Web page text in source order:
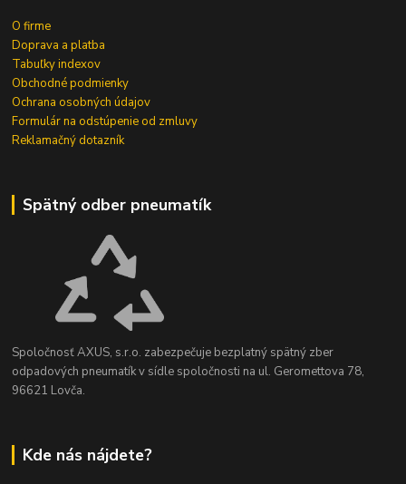
O firme
Doprava a platba
Tabuľky indexov
Obchodné podmienky
Ochrana osobných údajov
Formulár na odstúpenie od zmluvy
Reklamačný dotazník
Spätný odber pneumatík
Spoločnosť AXUS, s.r.o. zabezpečuje bezplatný spätný zber
odpadových pneumatík v sídle spoločnosti na ul. Geromettova 78,
96621 Lovča.
Kde nás nájdete?